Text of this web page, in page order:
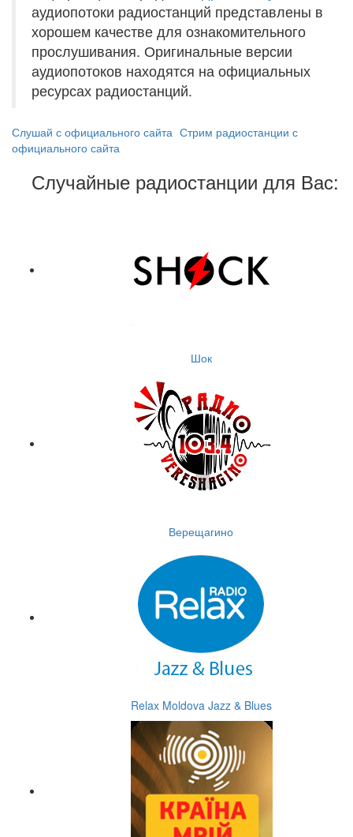
аудиопотоки радиостанций представлены в
хорошем качестве для ознакомительного
прослушивания. Оригинальные версии
аудиопотоков находятся на официальных
ресурсах радиостанций.
Слушай с официального сайта Стрим радиостанции с
официального сайта
Случайные радиостанции для Вас:
Шок
Верещагино
Relax Moldova Jazz & Blues